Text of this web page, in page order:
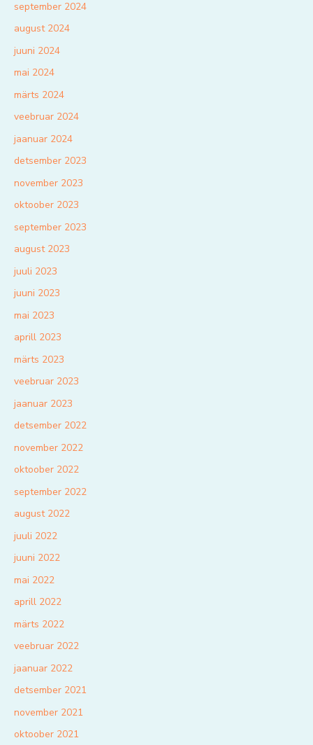
september 2024
august 2024
juuni 2024
mai 2024
märts 2024
veebruar 2024
jaanuar 2024
detsember 2023
november 2023
oktoober 2023
september 2023
august 2023
juuli 2023
juuni 2023
mai 2023
aprill 2023
märts 2023
veebruar 2023
jaanuar 2023
detsember 2022
november 2022
oktoober 2022
september 2022
august 2022
juuli 2022
juuni 2022
mai 2022
aprill 2022
märts 2022
veebruar 2022
jaanuar 2022
detsember 2021
november 2021
oktoober 2021